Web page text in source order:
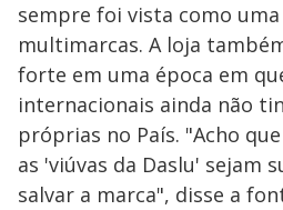
sempre foi vista como uma
multimarcas. A loja
forte em uma época em
internacionais ainda não
próprias no País. "Acho
as 'viúvas da Daslu' sejam
salvar a marca", disse a